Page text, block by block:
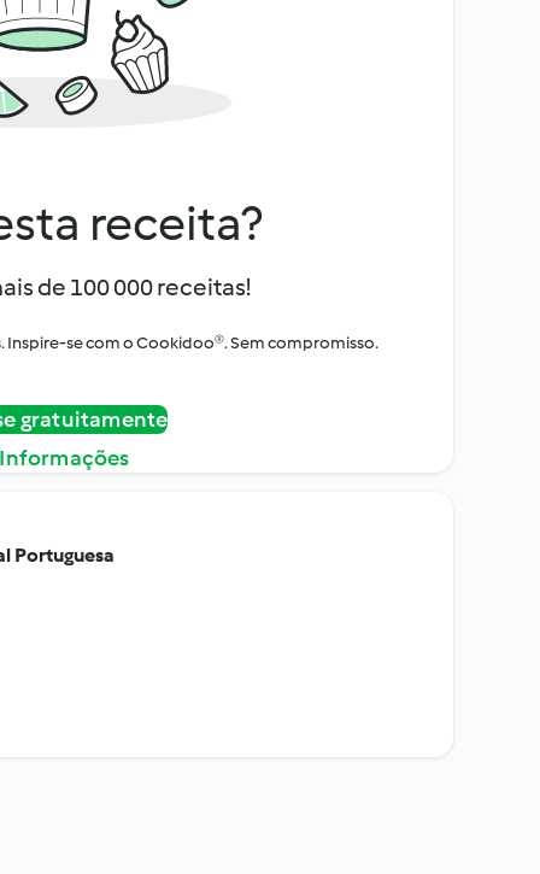
receita?
de 100 000 receitas!
Inspire-se com o Cookidoo®. Sem compromisso.
gratuitamente
Portuguesa